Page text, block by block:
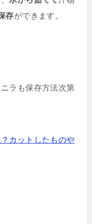
存ができます。
ラも保存方法次第
カットしたものや